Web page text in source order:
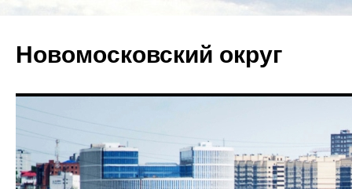
Новомосковский округ